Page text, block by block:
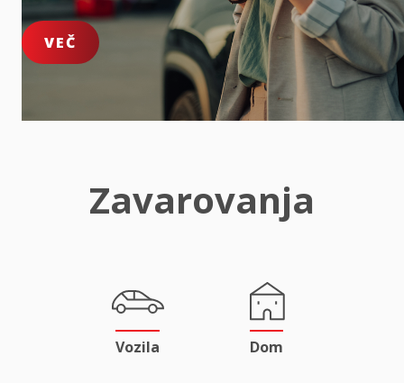
VEČ
Zavarovanja
Vozila Dom